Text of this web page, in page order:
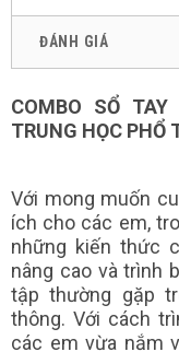
ĐÁNH GIÁ
COMBO SỔ
TRUNG HỌC PHỔ
Với mong muốn
ích cho các em,
những kiến thức
nâng cao và trình
tập thường gặp
thông. Với cách
các em vừa nắm